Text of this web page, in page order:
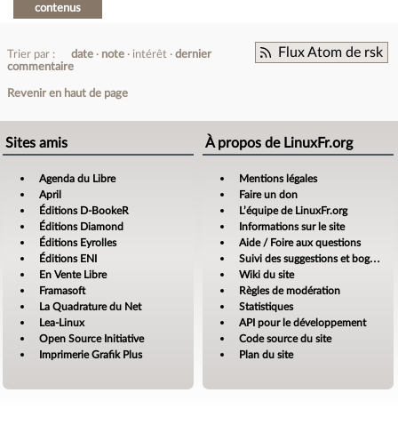
contenus
Flux Atom de rsk
Trier par : date note intérêt
dernier
commentaire
Revenir en haut de page
Sites amis
Agenda du Libre
April
Éditions D-BookeR
Éditions Diamond
Éditions Eyrolles
Éditions ENI
En Vente Libre
Framasoft
La Quadrature du Net
Lea-Linux
Open Source Initiative
Imprimerie Grafik Plus
À propos de LinuxFr.org
Mentions légales
Faire un don
L’équipe de LinuxFr.org
Informations sur le site
Aide / Foire aux questions
Suivi des suggestions et bogues
Wiki du site
Règles de modération
Statistiques
API pour le développement
Code source du site
Plan du site